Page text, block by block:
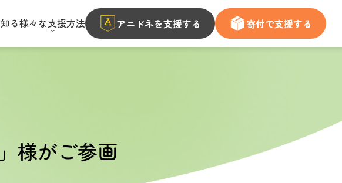
る様々な支援方法 アニドネを支援する 寄付で支援する
様がご参画